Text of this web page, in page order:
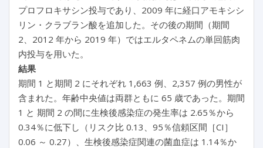
プロフロキサシン投与であり、2009 年に経口アモキシシ
リン・クラブラン酸を追加した。その後の期間（期間
2、2012 年から 2019 年）ではエルタペネムの単回筋肉
内投与を用いた。
結果
期間 1 と期間 2 にそれぞれ 1,663 例、2,357 例の男性が
含まれた。年齢中央値は両群ともに 65 歳であった。期間
1 と 期間 2 の間に生検後感染症の発生率は 2.65％から
0.34％に低下し（リスク比 0.13、95％信頼区間［CI］
0.06 ～ 0.27）、生検後感染症関連の菌血症は 1.14％か